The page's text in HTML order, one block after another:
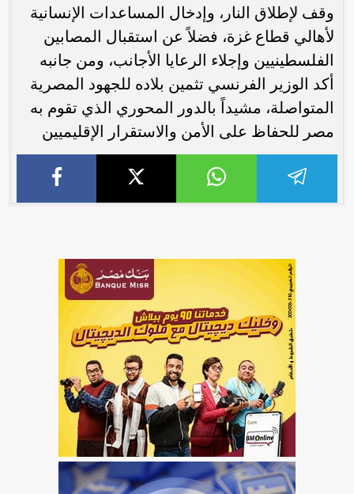
وقف لإطلاق النار، وإدخال المساعدات الإنسانية
لأهالي قطاع غزة، فضلاً عن استقبال المصابين
الفلسطينيين وإجلاء الرعايا الأجانب، ومن جانبه
أكد الوزير الفرنسي تثمين بلاده للجهود المصرية
المتواصلة، مشيداً بالدور المحوري الذي تقوم به
مصر للحفاظ على الأمن والاستقرار الإقليميين